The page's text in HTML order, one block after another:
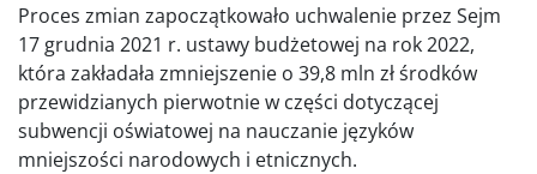
Proces zmian zapoczątkowało uchwalenie przez Sejm
17 grudnia 2021 r. ustawy budżetowej na rok 2022,
która zakładała zmniejszenie o 39,8 mln zł środków
przewidzianych pierwotnie w części dotyczącej
subwencji oświatowej na nauczanie języków
mniejszości narodowych i etnicznych.